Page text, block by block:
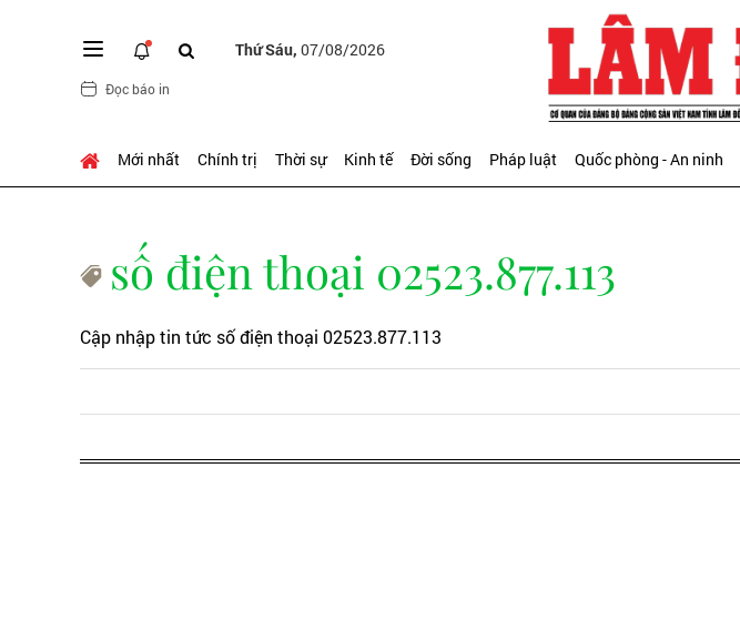
Thứ Sáu, 07/08/2026
Đọc báo in
Mới nhất Chính trị Thời sự Kinh tế Đời sống Pháp luật Quốc phòng - An ninh
số điện thoại 02523.877.113
Cập nhập tin tức số điện thoại 02523.877.113